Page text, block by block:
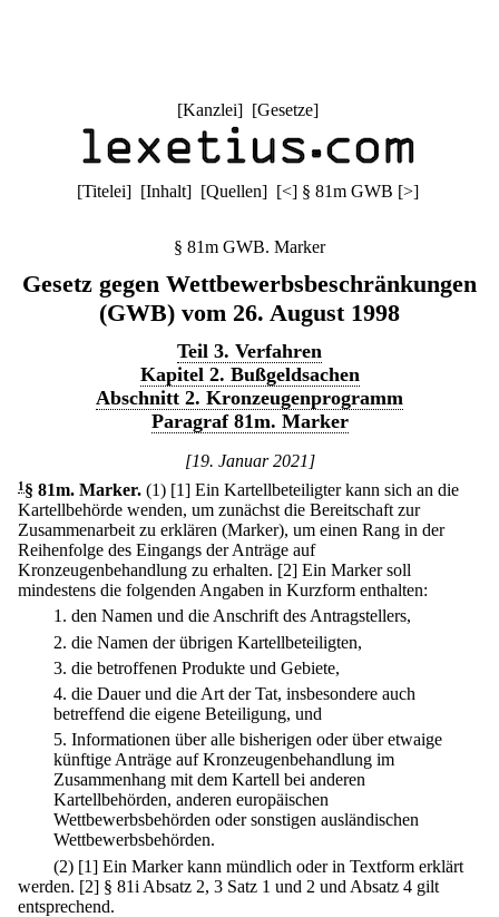
[Kanzlei] [Gesetze]
[Titelei] [Inhalt] [Quellen] [<] § 81m GWB [>]
§ 81m GWB. Marker
Gesetz gegen Wettbewerbsbeschränkungen
(GWB) vom 26. August 1998
Teil 3. Verfahren
Kapitel 2. Bußgeldsachen
Abschnitt 2. Kronzeugenprogramm
Paragraf 81m. Marker
[19. Januar 2021]
1 § 81m. Marker. (1) [1] Ein Kartellbeteiligter kann sich an die
Kartellbehörde wenden, um zunächst die Bereitschaft zur
Zusammenarbeit zu erklären (Marker), um einen Rang in der
Reihenfolge des Eingangs der Anträge auf
Kronzeugenbehandlung zu erhalten. [2] Ein Marker soll
mindestens die folgenden Angaben in Kurzform enthalten:
1. den Namen und die Anschrift des Antragstellers,
2. die Namen der übrigen Kartellbeteiligten,
3. die betroffenen Produkte und Gebiete,
4. die Dauer und die Art der Tat, insbesondere auch
betreffend die eigene Beteiligung, und
5. Informationen über alle bisherigen oder über etwaige
künftige Anträge auf Kronzeugenbehandlung im
Zusammenhang mit dem Kartell bei anderen
Kartellbehörden, anderen europäischen
Wettbewerbsbehörden oder sonstigen ausländischen
Wettbewerbsbehörden.
(2) [1] Ein Marker kann mündlich oder in Textform erklärt
werden. [2] § 81i Absatz 2, 3 Satz 1 und 2 und Absatz 4 gilt
entsprechend.